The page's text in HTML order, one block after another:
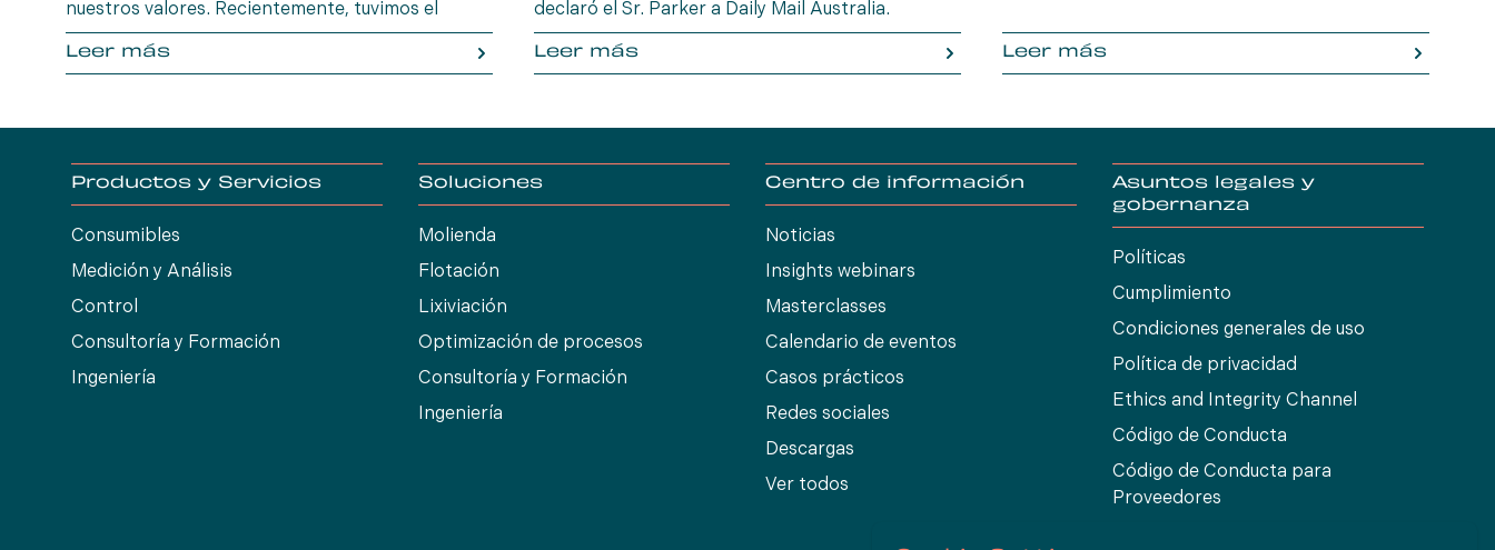
nuestros valores. Recientemente, tuvimos el
honor de recibir al equipo de la Gala Heartstrings
en nuestra planta de Kansas City como parte de
con la responsabilidad social corporativa, sino
que también pone de relieve nuestra dedicación a
un compromiso comunitario impactante.
Leer más
declaró el Sr. Parker a Daily Mail Australia.
Leer más Leer más
Productos y Servicios
Consumibles
Medición y Análisis
Control
Consultoría y Formación
Ingeniería
Soluciones
Molienda
Flotación
Lixiviación
Optimización de procesos
Consultoría y Formación
Ingeniería
Centro de información
Noticias
Insights webinars
Masterclasses
Calendario de eventos
Casos prácticos
Redes sociales
Descargas
Ver todos
Asuntos legales y
gobernanza
Políticas
Cumplimiento
Condiciones generales de uso
Política de privacidad
Ethics and Integrity Channel
Código de Conducta
Código de Conducta para
Proveedores